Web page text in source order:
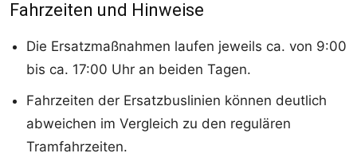
Fahrzeiten und Hinweise
Die Ersatzmaßnahmen laufen jeweils ca. von 9:00
bis ca. 17:00 Uhr an beiden Tagen.
Fahrzeiten der Ersatzbuslinien können deutlich
abweichen im Vergleich zu den regulären
Tramfahrzeiten.